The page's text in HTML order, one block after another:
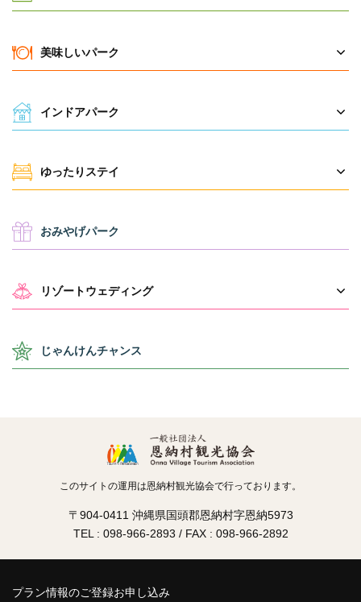
美味しいパーク
インドアパーク
ゆったりステイ
おみやげパーク
リゾートウェディング
じゃんけんチャンス
このサイトの運用は恩納村観光協会で行っております。
〒904-0411 沖縄県国頭郡恩納村字恩納5973
TEL : 098-966-2893 / FAX : 098-966-2892
プラン情報のご登録お申し込み